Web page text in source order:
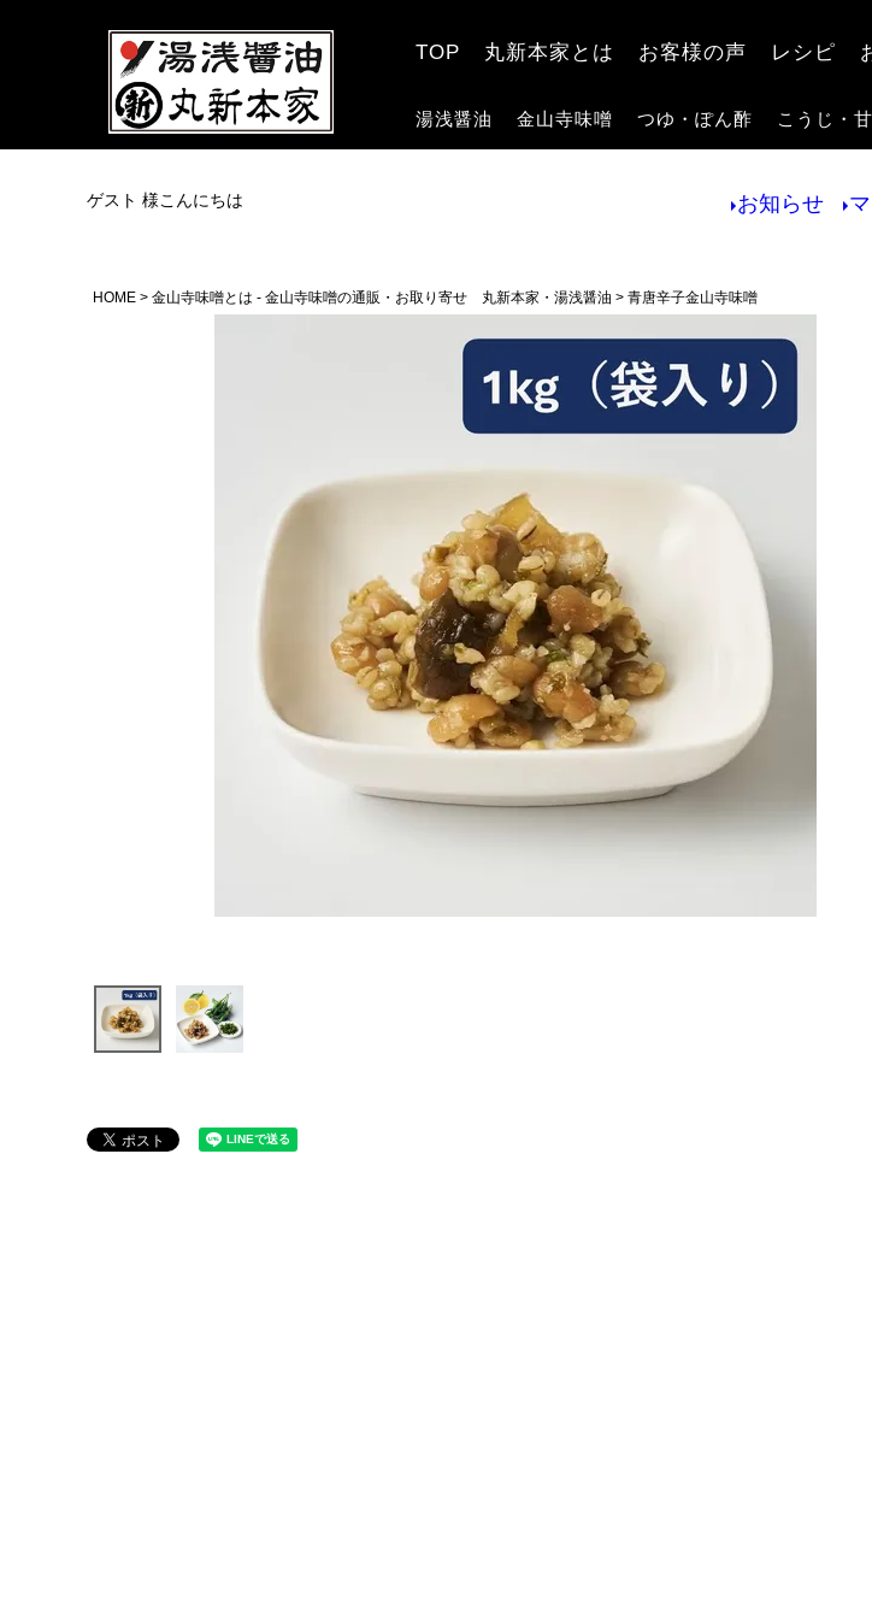
TOP 丸新本家とは お客様の声 レシピ
湯浅醤油 金山寺味噌 つゆ・ぽん酢 こうじ・
ゲスト 様こんにちは お知らせ
HOME 金山寺味噌とは - 金山寺味噌の通販・お取り寄せ 丸新本家・湯浅醤油 青唐辛子金山寺味噌